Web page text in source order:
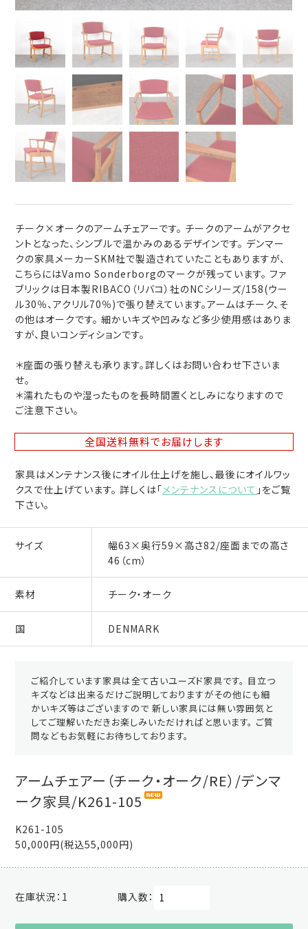
チーク×オークのアームチェアーです。 チークのアームがアクセ
ントとなった、シンプルで温かみのあるデザインです。 デンマー
クの家具メーカーSKM社で製造されていたこともありますが、
こちらにはVamo Sonderborgのマークが残っています。 ファ
ブリックは日本製RIBACO（リバコ）社のNCシリーズ/158(ウー
ル30％、アクリル70％)で張り替えています。アームはチーク、そ
の他はオークです。 細かいキズや凹みなど多少使用感はありま
すが、良いコンディションです。
＊座面の張り替えも承ります。詳しくはお問い合わせ下さいま
せ。
＊濡れたものや湿ったものを長時間置くとしみになりますので
ご注意下さい。
全国送料無料でお届けします
家具はメンテナンス後にオイル仕上げを施し、最後にオイルワッ
クスで仕上げています。 詳しくは「メンテナンスについて 」をご覧
下さい。
サイズ
幅63×奥行59×高さ82/座面までの高さ
46（cm）
素材 チーク・オーク
国 DENMARK
ご紹介しています家具は全て古いユーズド家具です。 目立つ
キズなどは出来るだけご説明しておりますがその他にも細
かいキズ等はございますので 新しい家具には無い雰囲気と
してご理解いただきお楽しみいただければと思います。 ご質
問などもお気軽にお待ちしております。
アームチェアー（チーク・オーク/RE）/デンマ
ーク家具/K261-105
K261-105
50,000円(税込55,000円)
在庫状況： 1 購入数：